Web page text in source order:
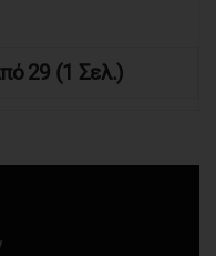
29 (1 Σελ.)